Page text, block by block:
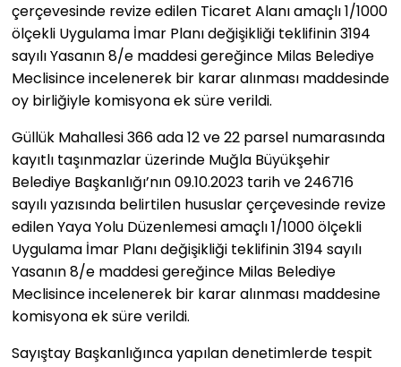
çerçevesinde revize edilen Ticaret Alanı amaçlı 1/1000
ölçekli Uygulama İmar Planı değişikliği teklifinin 3194
sayılı Yasanın 8/e maddesi gereğince Milas Belediye
Meclisince incelenerek bir karar alınması maddesinde
oy birliğiyle komisyona ek süre verildi.
Güllük Mahallesi 366 ada 12 ve 22 parsel numarasında
kayıtlı taşınmazlar üzerinde Muğla Büyükşehir
Belediye Başkanlığı’nın 09.10.2023 tarih ve 246716
sayılı yazısında belirtilen hususlar çerçevesinde revize
edilen Yaya Yolu Düzenlemesi amaçlı 1/1000 ölçekli
Uygulama İmar Planı değişikliği teklifinin 3194 sayılı
Yasanın 8/e maddesi gereğince Milas Belediye
Meclisince incelenerek bir karar alınması maddesine
komisyona ek süre verildi.
Sayıştay Başkanlığınca yapılan denetimlerde tespit